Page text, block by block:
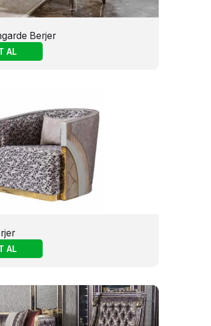
Berjer
AL
AL